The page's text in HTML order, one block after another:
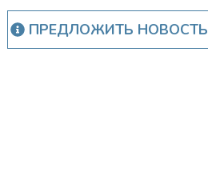
ПРЕДЛОЖИТЬ НОВОСТЬ